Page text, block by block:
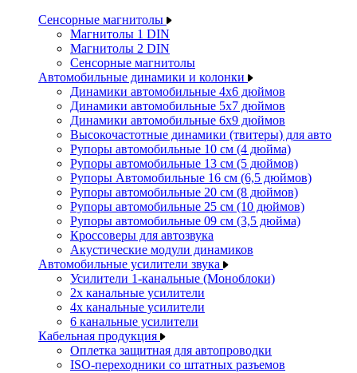
Сенсорные магнитолы
Магнитолы 1 DIN
Магнитолы 2 DIN
Сенсорные магнитолы
Автомобильные динамики и колонки
Динамики автомобильные 4x6 дюймов
Динамики автомобильные 5x7 дюймов
Динамики автомобильные 6x9 дюймов
Высокочастотные динамики (твитеры) для авто
Рупоры автомобильные 10 см (4 дюйма)
Рупоры автомобильные 13 см (5 дюймов)
Рупоры Автомобильные 16 см (6,5 дюймов)
Рупоры автомобильные 20 см (8 дюймов)
Рупоры автомобильные 25 см (10 дюймов)
Рупоры автомобильные 09 см (3,5 дюйма)
Кроссоверы для автозвука
Акустические модули динамиков
Автомобильные усилители звука
Усилители 1-канальные (Моноблоки)
2х канальные усилители
4х канальные усилители
6 канальные усилители
Кабельная продукция
Оплетка защитная для автопроводки
ISO-переходники со штатных разъемов